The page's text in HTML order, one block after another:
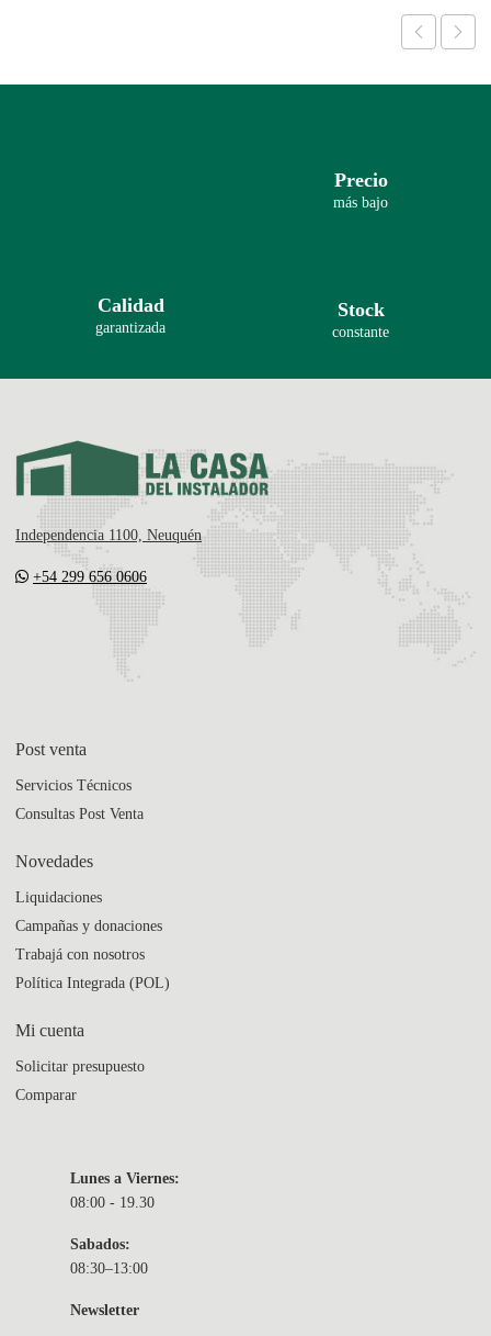
Precio
más bajo
Calidad
garantizada
Stock
constante
Independencia 1100, Neuquén
+54 299 656 0606
Post venta
Servicios Técnicos
Consultas Post Venta
Novedades
Liquidaciones
Campañas y donaciones
Trabajá con nosotros
Política Integrada (POL)
Mi cuenta
Solicitar presupuesto
Comparar
Lunes a Viernes:
08:00 - 19.30
Sabados:
08:30–13:00
Newsletter